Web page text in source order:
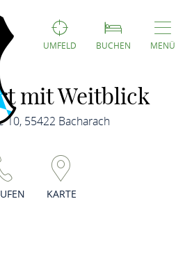
UMFELD BUCHEN MENÜ
mit Weitblick
10, 55422 Bacharach
KARTE